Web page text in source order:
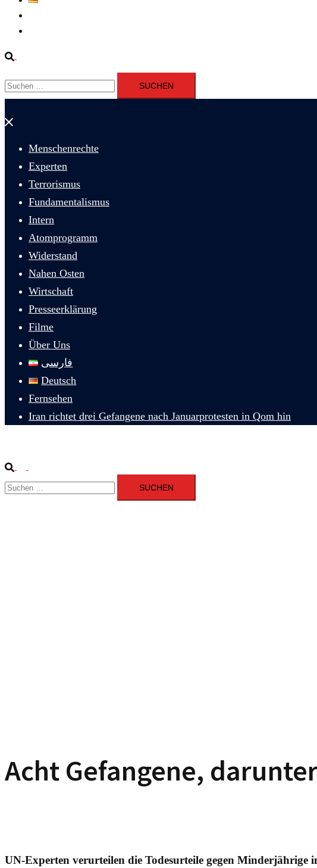
Suche
Suchen
nach:
Menü
Menschenrechte
Experten
Terrorismus
Fundamentalismus
Intern
Atomprogramm
Widerstand
Nahen Osten
Wirtschaft
Presseerklärung
Filme
Über Uns
فارسی
Deutsch
Fernsehen
Iran richtet drei Gefangene nach Januarprotesten in Qom hin
Suche
umschalten
Suchen
nach:
Acht Gefangene,
UN-Experten verurteilen die Todesurteile gegen